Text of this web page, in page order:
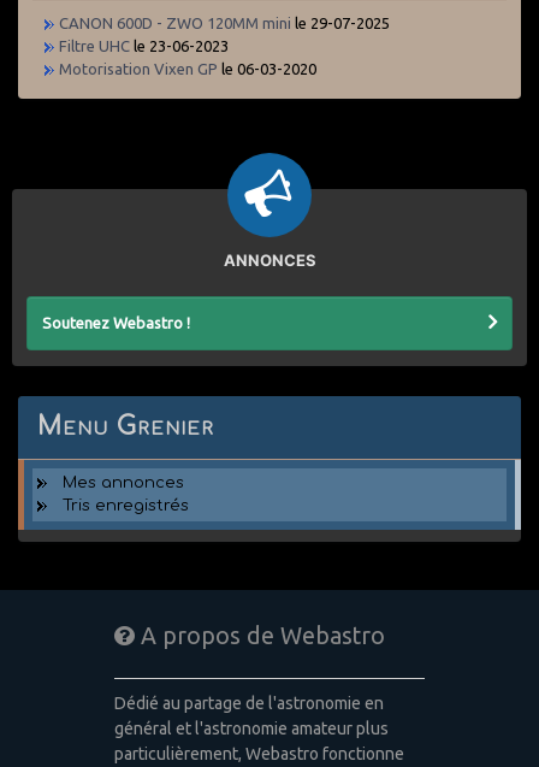
CANON 600D - ZWO 120MM mini le 29-07-2025
Filtre UHC le 23-06-2023
Motorisation Vixen GP le 06-03-2020
ANNONCES
Soutenez Webastro !
Menu Grenier
Mes annonces
Tris enregistrés
A propos de Webastro
Dédié au partage de l'astronomie en
général et l'astronomie amateur plus
particulièrement, Webastro fonctionne